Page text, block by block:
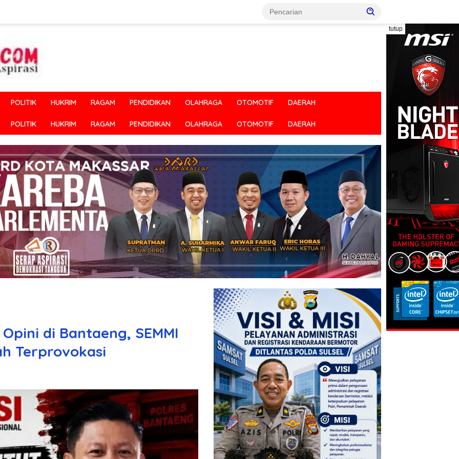
tutup
POLITIK HUKRIM RAGAM PENDIDIKAN OLAHRAGA OTOMOTIF DAERAH
POLITIK HUKRIM RAGAM PENDIDIKAN OLAHRAGA OTOMOTIF DAERAH
di Bantaeng, SEMMI
Terprovokasi